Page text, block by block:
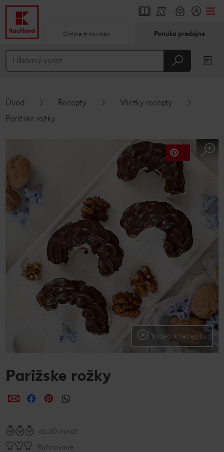
Hlavný obsah
Vyskakovací bočný panel
Online trhovisko Ponuka predajne
Úvod Recepty
Všetky recepty
Parížske rožky
Video k receptu
Parížske rožky
ZdieľaťZdieľaťZdieľať
do 60 minút
Rafinované